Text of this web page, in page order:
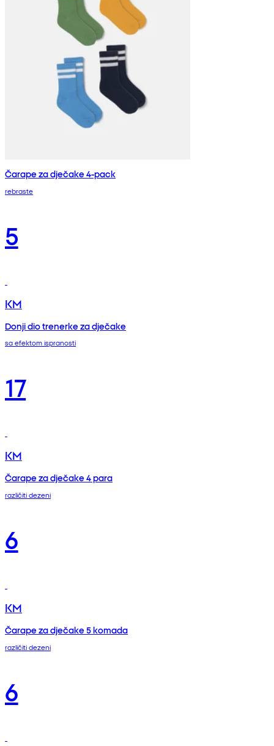
Čarape za dječake 4-pack
rebraste
5
KM
Donji dio trenerke za dječake
sa efektom ispranosti
17
KM
Čarape za dječake 4 para
različiti dezeni
6
KM
Čarape za dječake 5 komada
različiti dezeni
6